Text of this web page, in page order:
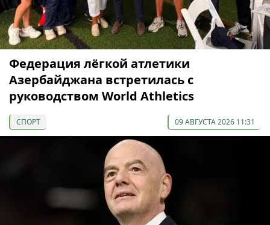
Федерация лёгкой атлетики
Азербайджана встретилась с
руководством World Athletics
СПОРТ 09 АВГУСТА 2026 11:31